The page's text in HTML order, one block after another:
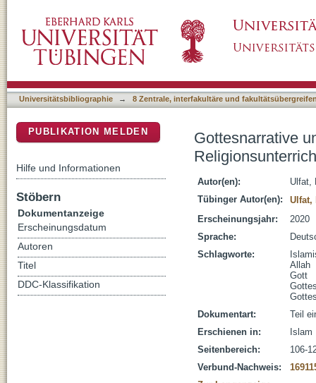
Universitätsbibliographie → 8 Zentrale, interfakultäre und
Gottesnarrative
Autor(en):
Ulfat,
Tübinger Autor(en):
Ulfat,
Erscheinungsjahr:
2020
Sprache:
Schlagworte:
Allah
Gott
Dokumentart:
Teil
Erschienen in:
Seitenbereich:
106-
Verbund-Nachweis:
PUBLIKATION MELDEN
Hilfe und Informationen
Stöbern
Dokumentanzeige
Erscheinungsdatum
Autoren
Titel
DDC-Klassifikation